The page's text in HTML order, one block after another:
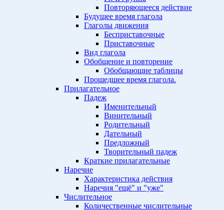
Повторяющееся действие
Будущее время глагола
Глаголы движения
Бесприставочные
Приставочные
Вид глагола
Обобщение и повторение
Обобщающие таблицы
Прошедшее время глагола.
Прилагательное
Падеж
Именительный
Винительный
Родительный
Дательный
Предложный
Творительный падеж
Краткие прилагательные
Наречие
Характеристика действия
Наречия "ещё" и "уже"
Числительное
Количественные числительные